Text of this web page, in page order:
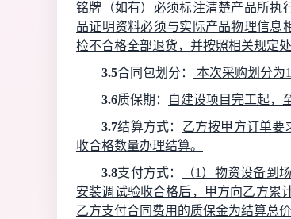
铭牌（如有）必须标注清楚产品所执
品证明资料必须与实际产品物理信息
检不合格全部退货，并按照相关规定
3.5合同包划分： 本次采购划分为
3.6质保期：
自建设项目完工起，
3.7结算方式： 乙方按甲方订单要
收合格数量办理结算。
3.8支付方式： （1）物资设备到
安装调试验收合格后，甲方向乙方累
乙方支付合同费用的质保金为结算总